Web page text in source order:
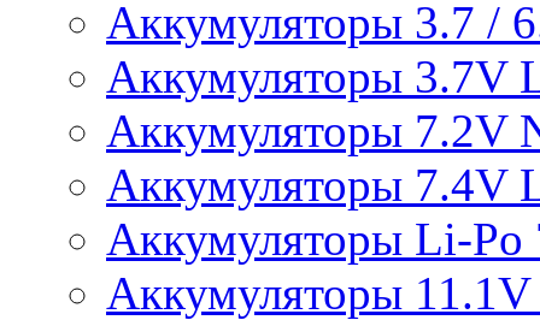
Аккумуляторы 3.7 /
Аккумуляторы 3.7V
Аккумуляторы 7.2V
Аккумуляторы 7.4V
Аккумуляторы Li-Po
Аккумуляторы